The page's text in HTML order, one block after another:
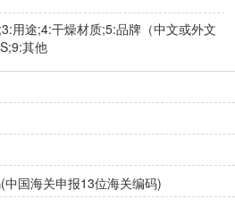
用途;4:干燥材质;5:品牌（中文或外文
其他
国海关申报13位海关编码)